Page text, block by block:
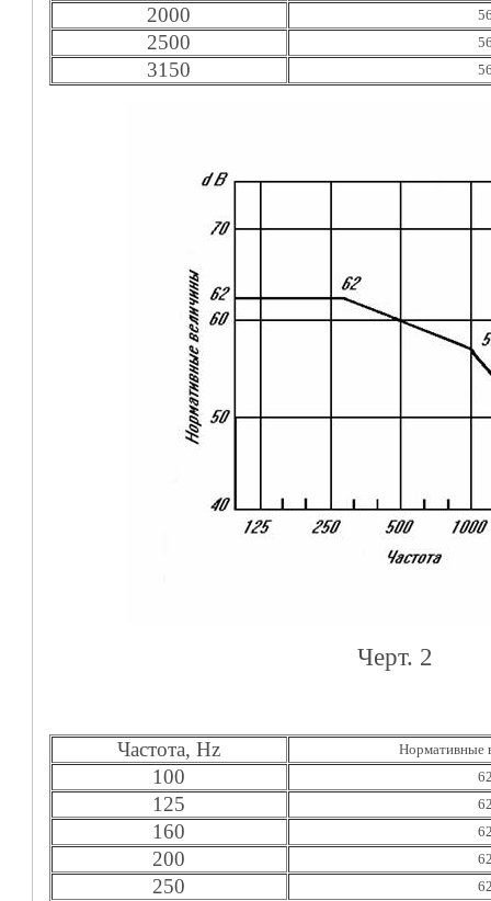
2000
2500
3150
Черт. 2
Частота, Hz Нормативные
100
125
160
200
250